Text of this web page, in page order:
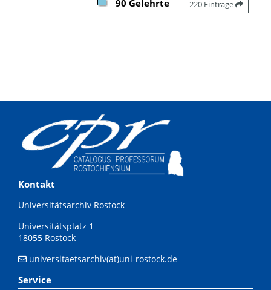
90 Gelehrte 220 Einträge
Kontakt
Universitätsarchiv Rostock
Universitätsplatz 1
18055 Rostock
universitaetsarchiv(at)uni-rostock.de
Service